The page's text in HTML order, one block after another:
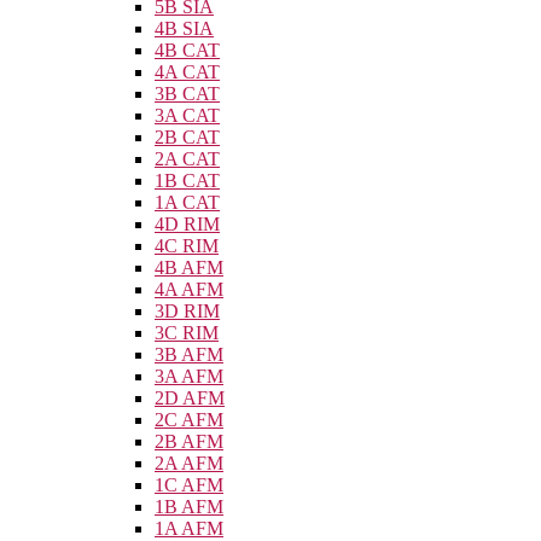
5B SIA
4B SIA
4B CAT
4A CAT
3B CAT
3A CAT
2B CAT
2A CAT
1B CAT
1A CAT
4D RIM
4C RIM
4B AFM
4A AFM
3D RIM
3C RIM
3B AFM
3A AFM
2D AFM
2C AFM
2B AFM
2A AFM
1C AFM
1B AFM
1A AFM